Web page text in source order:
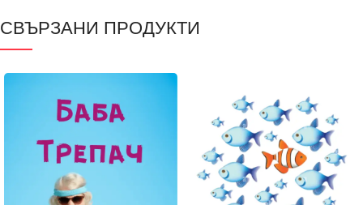
СВЪРЗАНИ ПРОДУКТИ